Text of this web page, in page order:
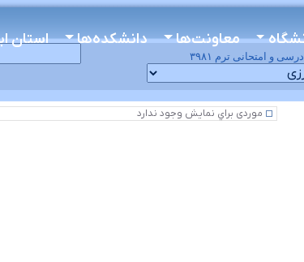
معاونت‌ها دانشکده‌ها استان
درسی و امتحانی ترم ۳۹۸۱
موردی براي نمايش وجود ندارد